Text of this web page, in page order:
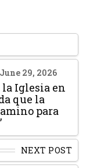
June 29, 2026
Iglesia en
que la
para
NEXT POST